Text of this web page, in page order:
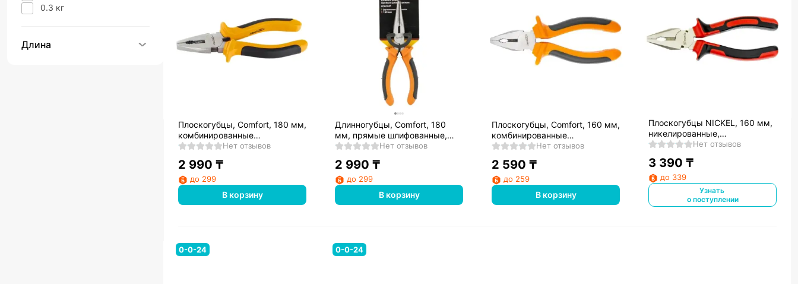
0.3 кг
Длина
Плоскогубцы, Comfort, 180 мм,
комбинированные
шлифованные,
Sparta
Нет отзывов
2 990 ₸
до 299
В корзину
Длинногубцы, Comfort, 180
мм, прямые шлифованные,
двухкомпонентные рукоятки//
Нет отзывов
2 990 ₸
до 299
В корзину
Плоскогубцы, Comfort, 160 мм,
комбинированные
шлифованные,
Sparta
Нет отзывов
2 590 ₸
до 259
В корзину
Плоскогубцы NICKEL, 160 мм,
никелированные,
двухкомпонентные рукоятки//
Нет отзывов
3 390 ₸
до 339
Узнать
о поступлении
0-0-24 0-0-24